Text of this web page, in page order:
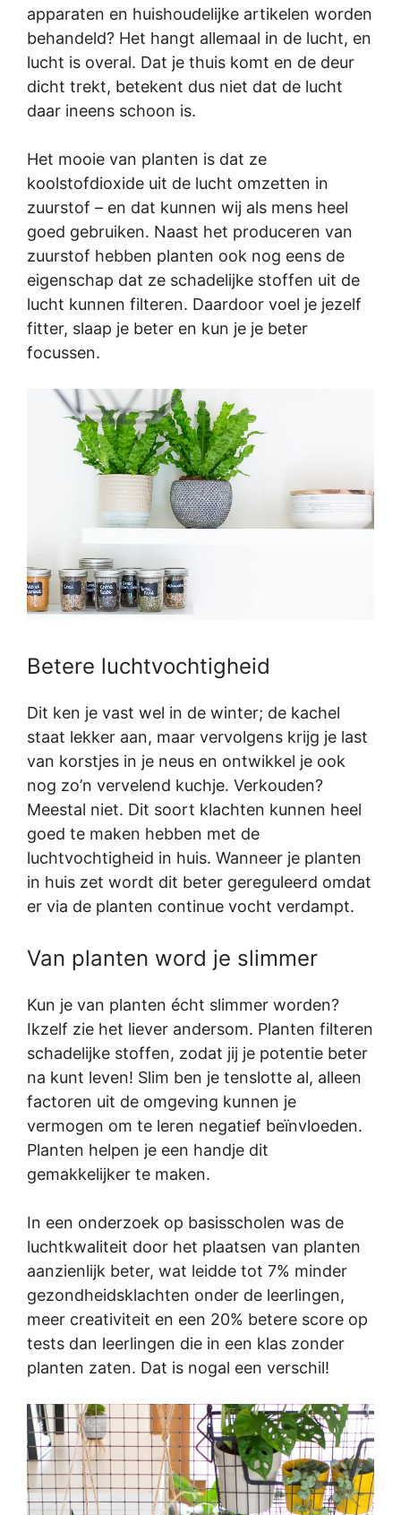
apparaten en huishoudelijke artikelen worden
behandeld? Het hangt allemaal in de lucht, en
lucht is overal. Dat je thuis komt en de deur
dicht trekt, betekent dus niet dat de lucht
daar ineens schoon is.
Het mooie van planten is dat ze
koolstofdioxide uit de lucht omzetten in
zuurstof – en dat kunnen wij als mens heel
goed gebruiken. Naast het produceren van
zuurstof hebben planten ook nog eens de
eigenschap dat ze schadelijke stoffen uit de
lucht kunnen filteren. Daardoor voel je jezelf
fitter, slaap je beter en kun je je beter
focussen.
Betere luchtvochtigheid
Dit ken je vast wel in de winter; de kachel
staat lekker aan, maar vervolgens krijg je last
van korstjes in je neus en ontwikkel je ook
nog zo’n vervelend kuchje. Verkouden?
Meestal niet. Dit soort klachten kunnen heel
goed te maken hebben met de
luchtvochtigheid in huis. Wanneer je planten
in huis zet wordt dit beter gereguleerd omdat
er via de planten continue vocht verdampt.
Van planten word je slimmer
Kun je van planten écht slimmer worden?
Ikzelf zie het liever andersom. Planten filteren
schadelijke stoffen, zodat jij je potentie beter
na kunt leven! Slim ben je tenslotte al, alleen
factoren uit de omgeving kunnen je
vermogen om te leren negatief beïnvloeden.
Planten helpen je een handje dit
gemakkelijker te maken.
In een onderzoek op basisscholen was de
luchtkwaliteit door het plaatsen van planten
aanzienlijk beter, wat leidde tot 7% minder
gezondheidsklachten onder de leerlingen,
meer creativiteit en een 20% betere score op
tests dan leerlingen die in een klas zonder
planten zaten. Dat is nogal een verschil!